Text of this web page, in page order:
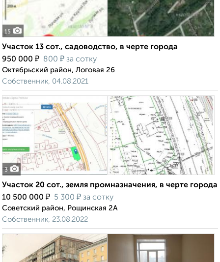
15
Участок 13 сот., садоводство, в черте города
950 000 ₽ 800 ₽ за сотку
Октябрьский район, Логовая 26
Собственник, 04.08.2021
3
Участок 20 сот., земля промназначения, в черте города
10 500 000 ₽ 5 300 ₽ за сотку
Советский район, Рощинская 2А
Собственник, 23.08.2022